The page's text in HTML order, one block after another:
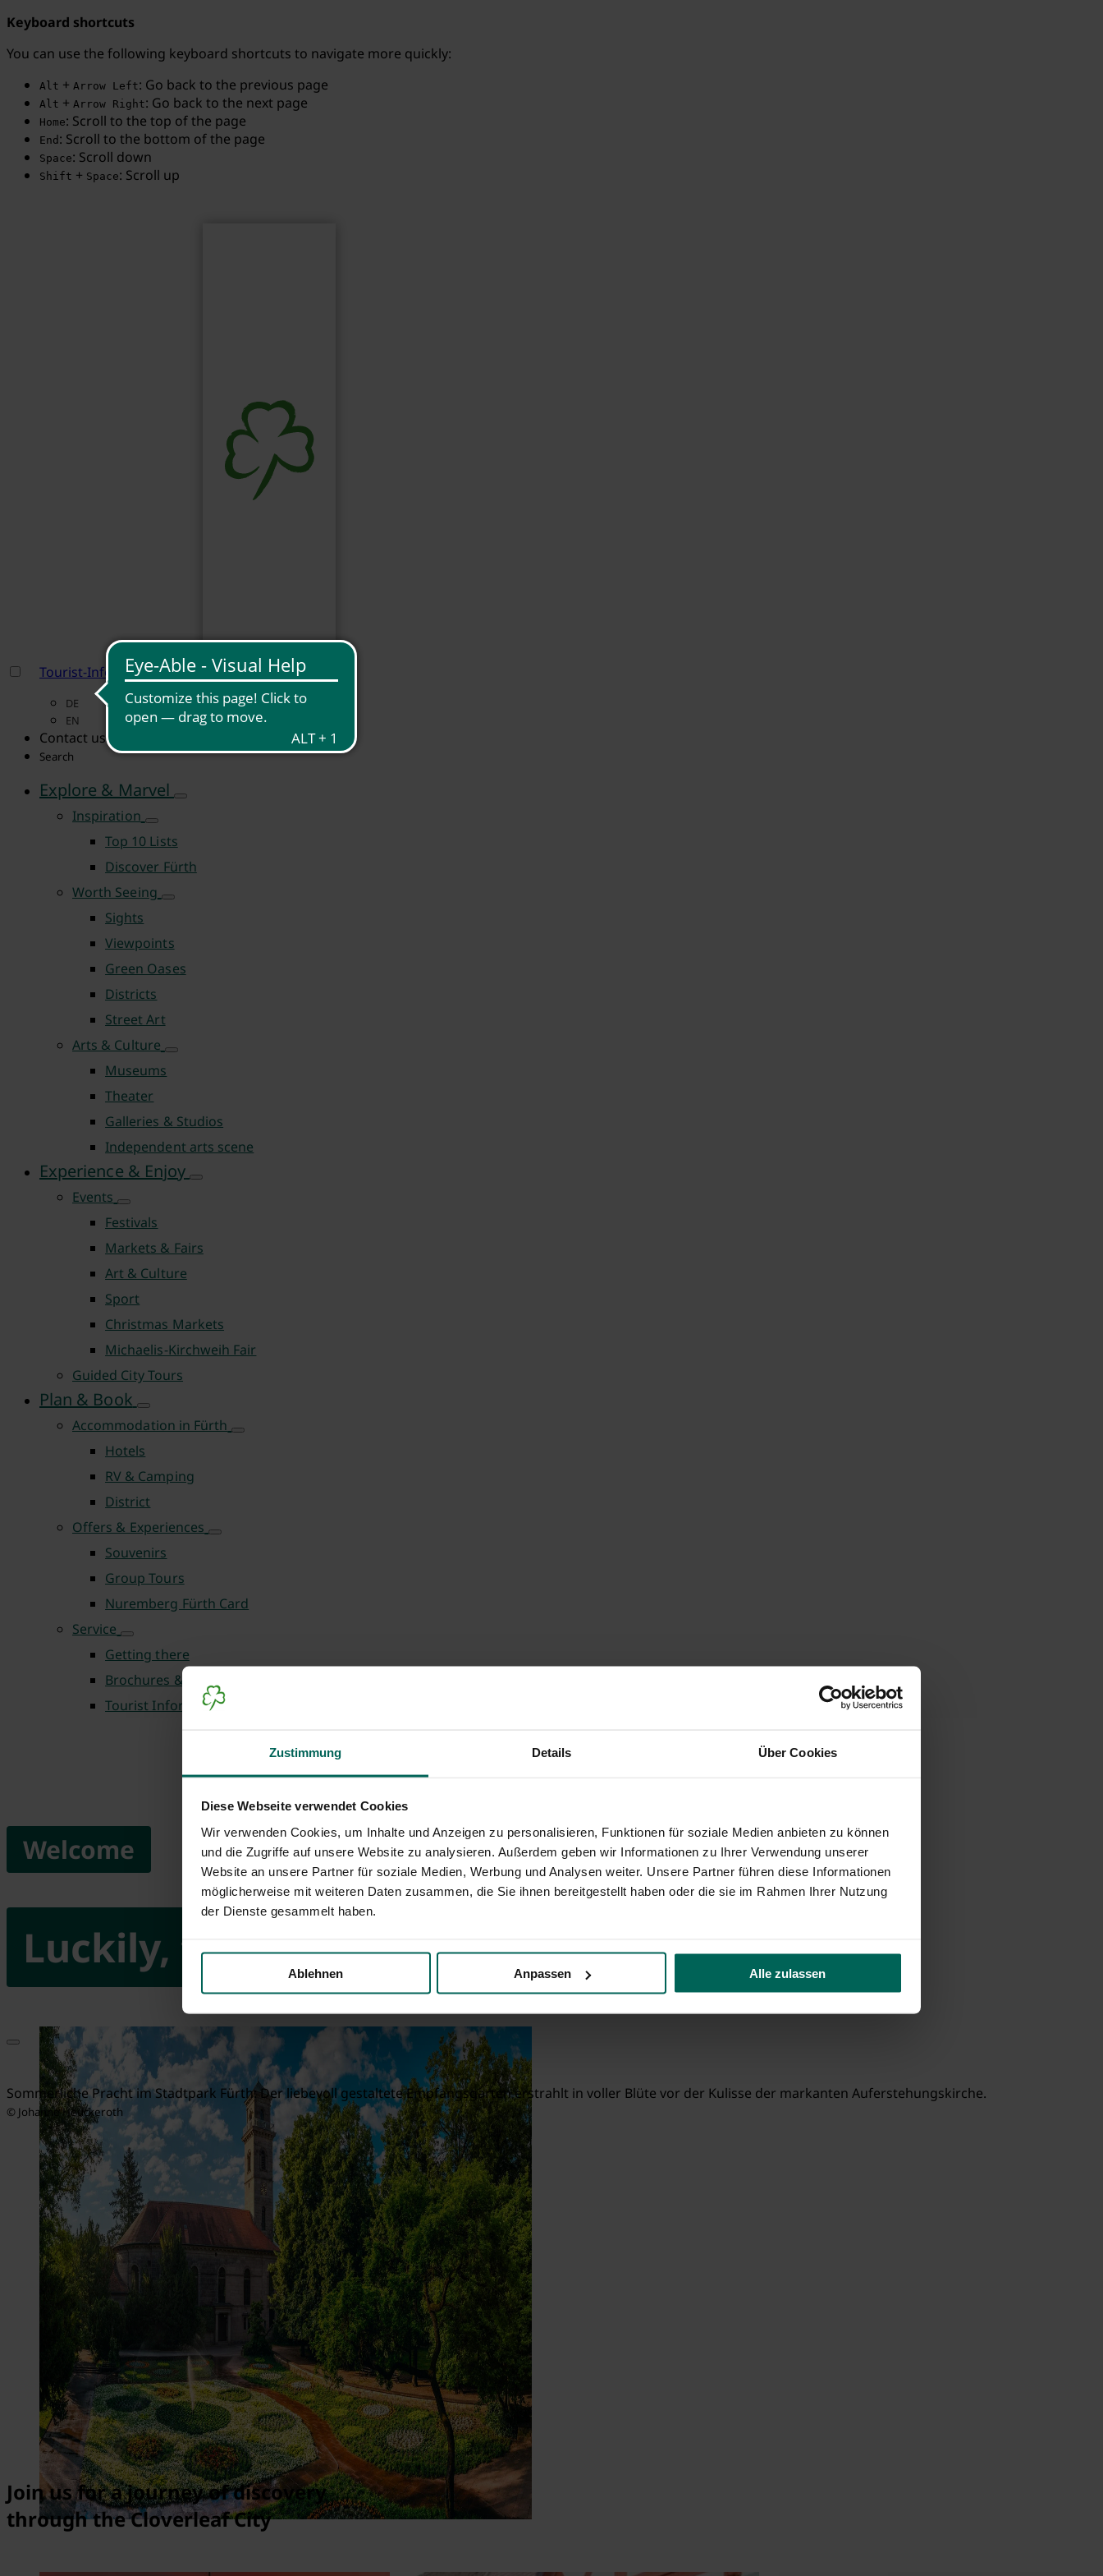
Zustimmung Details Über Cookies
Diese Webseite verwendet Cookies
Wir verwenden Cookies, um Inhalte und Anzeigen zu personalisieren, Funktionen für soziale Medien anbieten zu können
und die Zugriffe auf unsere Website zu analysieren. Außerdem geben wir Informationen zu Ihrer Verwendung unserer
Website an unsere Partner für soziale Medien, Werbung und Analysen weiter. Unsere Partner führen diese Informationen
möglicherweise mit weiteren Daten zusammen, die Sie ihnen bereitgestellt haben oder die sie im Rahmen Ihrer Nutzung
der Dienste gesammelt haben.
Ablehnen Anpassen Alle zulassen
Keyboard shortcuts
You can use the following keyboard shortcuts to navigate more quickly:
Alt + Arrow Left: Go back to the previous page
Alt + Arrow Right: Go back to the next page
Home: Scroll to the top of the page
End : Scroll to the bottom of the page
Space: Scroll down
Shift + Space: Scroll up
Tourist-Information Fürth
DE
EN
Contact us
Search
Explore & Marvel
Inspiration
Top 10 Lists
Discover Fürth
Worth Seeing
Sights
Viewpoints
Green Oases
Districts
Street Art
Arts & Culture
Museums
Theater
Galleries & Studios
Independent arts scene
Experience & Enjoy
Events
Festivals
Markets & Fairs
Art & Culture
Sport
Christmas Markets
Michaelis-Kirchweih Fair
Guided City Tours
Plan & Book
Accommodation in Fürth
Hotels
RV & Camping
District
Offers & Experiences
Souvenirs
Group Tours
Nuremberg Fürth Card
Service
Getting there
Brochures & Downloads
Tourist Information Centre
Search term... Search
Luckily, there's Fürth
Welcome
Sommerliche Pracht im Stadtpark Fürth: Der liebevoll gestaltete Empfangsgarten erstrahlt in voller Blüte vor der Kulisse der markanten Auferstehungskirche.
© Johanne Heuckeroth
Join us for a journey of discovery
through the Cloverleaf City